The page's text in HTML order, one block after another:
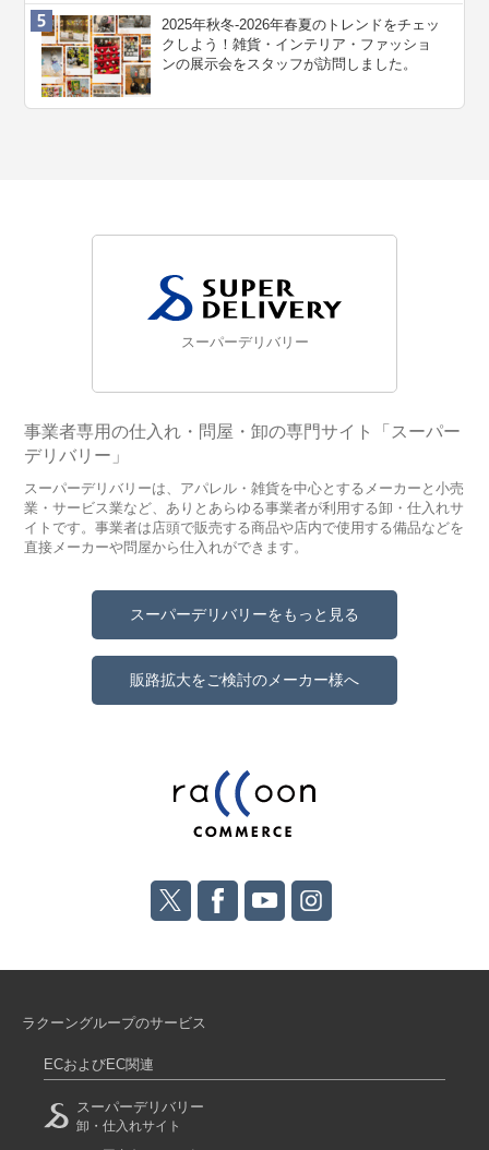
2025年秋冬-2026年春夏のトレンドをチェッ
クしよう！雑貨・インテリア・ファッショ
ンの展示会をスタッフが訪問しました。
スーパーデリバリー
事業者専用の仕入れ・問屋・卸の専門サイト「スーパー
デリバリー」
スーパーデリバリーは、アパレル・雑貨を中心とするメーカーと小売
業・サービス業など、ありとあらゆる事業者が利用する卸・仕入れサ
イトです。事業者は店頭で販売する商品や店内で使用する備品などを
直接メーカーや問屋から仕入れができます。
スーパーデリバリーをもっと見る
販路拡大をご検討のメーカー様へ
ラクーングループのサービス
ECおよびEC関連
スーパーデリバリー
卸・仕入れサイト